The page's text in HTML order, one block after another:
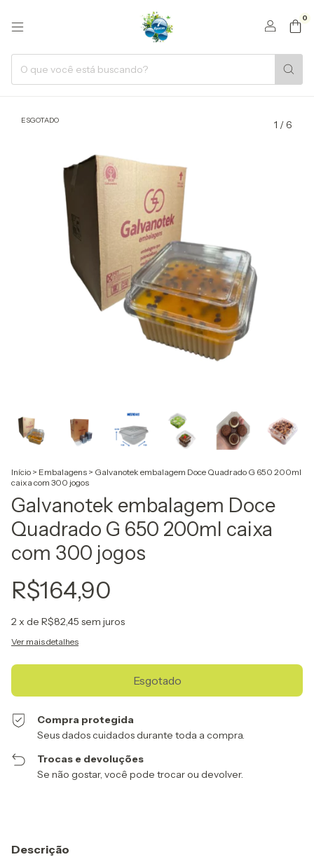
0
ESGOTADO 1 /6
Início > Embalagens > Galvanotek embalagem Doce Quadrado G 650 200ml
caixa com 300 jogos
Galvanotek embalagem Doce
Quadrado G 650 200ml caixa
com 300 jogos
R$164,90
2x de R$82,45 sem juros
Ver mais detalhes
Compra protegida
Seus dados cuidados durante toda a compra.
Trocas e devoluções
Se não gostar, você pode trocar ou devolver.
Descrição